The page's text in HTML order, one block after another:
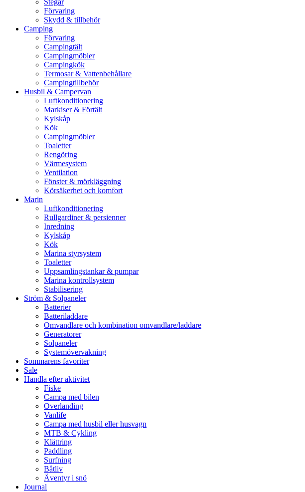
Stegar
Förvaring
Skydd & tillbehör
Camping
Förvaring
Campingtält
Campingmöbler
Campingkök
Termosar & Vattenbehållare
Campingtillbehör
Husbil & Campervan
Luftkonditionering
Markiser & Förtält
Kylskåp
Kök
Campingmöbler
Toaletter
Rengöring
Värmesystem
Ventilation
Fönster & mörkläggning
Körsäkerhet och komfort
Marin
Luftkonditionering
Rullgardiner & persienner
Inredning
Kylskåp
Kök
Marina styrsystem
Toaletter
Uppsamlingstankar & pumpar
Marina kontrollsystem
Stabilisering
Ström & Solpaneler
Batterier
Batteriladdare
Omvandlare och kombination omvandlare/laddare
Generatorer
Solpaneler
Systemövervakning
Sommarens favoriter
Sale
Handla efter aktivitet
Fiske
Campa med bilen
Overlanding
Vanlife
Campa med husbil eller husvagn
MTB & Cykling
Klättring
Paddling
Surfning
Båtliv
Äventyr i snö
Journal